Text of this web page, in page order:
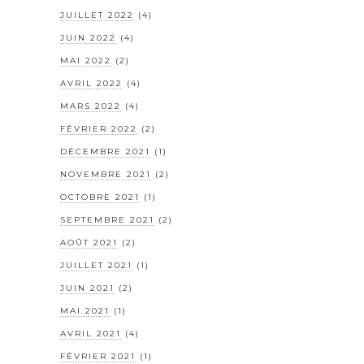
JUILLET 2022 (4)
JUIN 2022 (4)
MAI 2022 (2)
AVRIL 2022 (4)
MARS 2022 (4)
FÉVRIER 2022 (2)
DÉCEMBRE 2021 (1)
NOVEMBRE 2021 (2)
OCTOBRE 2021 (1)
SEPTEMBRE 2021 (2)
AOÛT 2021 (2)
JUILLET 2021 (1)
JUIN 2021 (2)
MAI 2021 (1)
AVRIL 2021 (4)
FÉVRIER 2021 (1)